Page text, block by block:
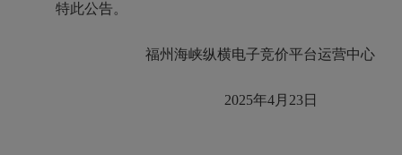
特此公告。
福州海峡纵横电子竞价平台运营中心
2025年4月23日